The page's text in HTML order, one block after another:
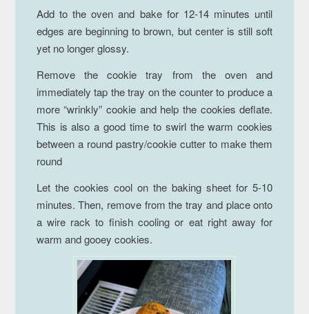
Add to the oven and bake for 12-14 minutes until
edges are beginning to brown, but center is still soft
yet no longer glossy.
Remove the cookie tray from the oven and
immediately tap the tray on the counter to produce a
more “wrinkly” cookie and help the cookies deflate.
This is also a good time to swirl the warm cookies
between a round pastry/cookie cutter to make them
round
Let the cookies cool on the baking sheet for 5-10
minutes. Then, remove from the tray and place onto
a wire rack to finish cooling or eat right away for
warm and gooey cookies.